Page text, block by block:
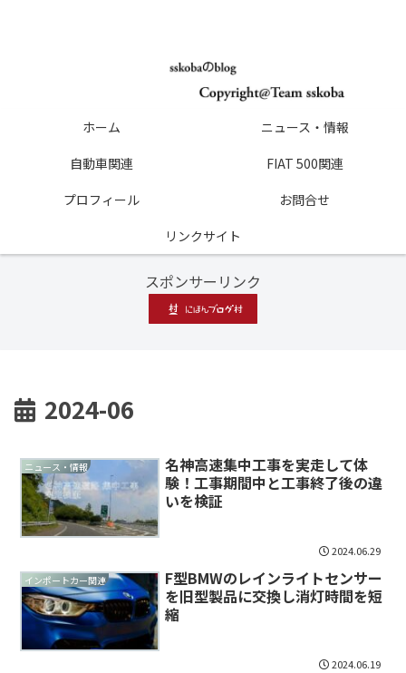
ホーム
ニュース・情報
自動車関連
FIAT 500関連
プロフィール
お問合せ
リンクサイト
スポンサーリンク
2024-06
ニュース・情報
名神高速集中工事を実走して体
験！工事期間中と工事終了後の違
いを検証
2024.06.29
インポートカー関連
F型BMWのレインライトセンサー
を旧型製品に交換し消灯時間を短
縮
2024.06.19